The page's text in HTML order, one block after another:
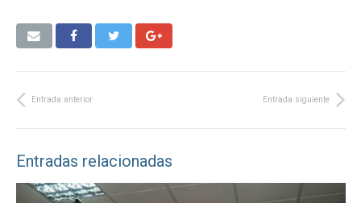
Entrada anterior Entrada siguiente
Entradas relacionadas